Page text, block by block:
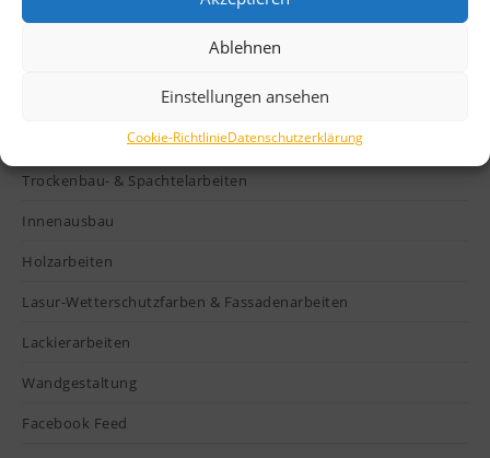
Ablehnen
Einstellungen ansehen
Cookie-RichtlinieDatenschutzerklärung
Fußboden Arbeiten
Trockenbau- & Spachtelarbeiten
Innenausbau
Holzarbeiten
Lasur-Wetterschutzfarben & Fassadenarbeiten
Lackierarbeiten
Wandgestaltung
Facebook Feed